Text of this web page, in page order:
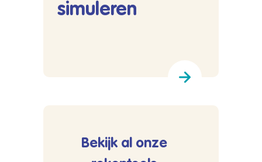
simuleren
Bekijk al onze